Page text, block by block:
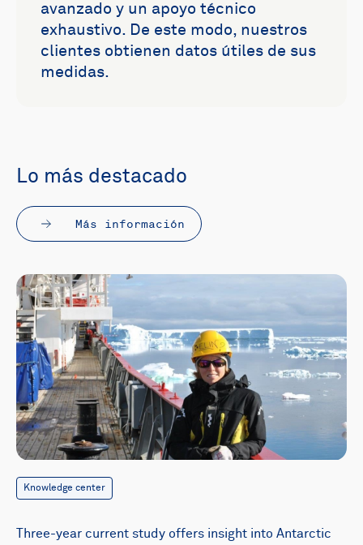
avanzado y un apoyo técnico
exhaustivo. De este modo, nuestros
clientes obtienen datos útiles de sus
medidas.
Lo más destacado
Más información
Knowledge center
Three-year current study offers insight into Antarctic